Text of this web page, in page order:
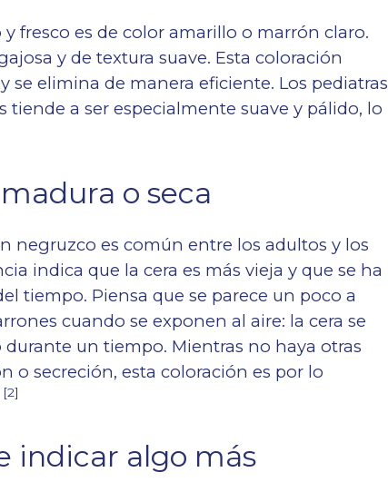
fresco es de color amarillo o marrón claro.
y de textura suave. Esta coloración
se elimina de manera eficiente. Los pediatras
a ser especialmente suave y pálido, lo
o seca
negruzco es común entre los adultos y los
indica que la cera es más vieja y que se ha
tiempo. Piensa que se parece un poco a
cuando se exponen al aire: la cera se
un tiempo. Mientras no haya otras
o secreción, esta coloración es por lo
[2]
indicar algo más